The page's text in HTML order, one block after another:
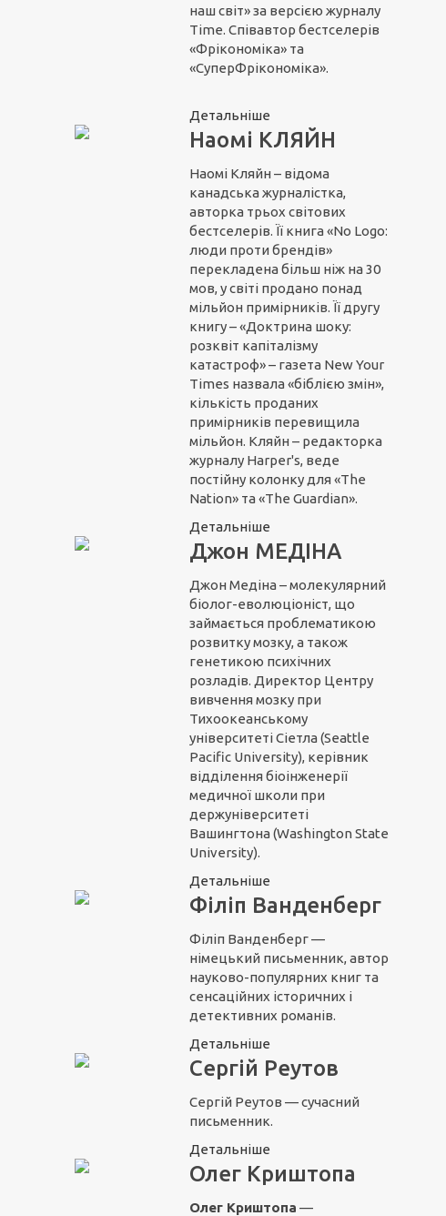
наш світ» за версією журналу
Time. Співавтор бестселерів
«Фрікономіка» та
«СуперФрікономіка».
Детальніше
Наомі КЛЯЙН
Наомі Кляйн – відома
канадська журналістка,
авторка трьох світових
бестселерів. Її книга «No Logo:
люди проти брендів»
перекладена більш ніж на 30
мов, у світі продано понад
мільйон примірників. Її другу
книгу – «Доктрина шоку:
розквіт капіталізму
катастроф» – газета New Your
Times назвала «біблією змін»,
кількість проданих
примірників перевищила
мільйон. Кляйн – редакторка
журналу Harper's, веде
постійну колонку для «The
Nation» та «The Guardian».
Детальніше
Джон МЕДІНА
Джон Медіна – молекулярний
біолог-еволюціоніст, що
займається проблематикою
розвитку мозку, а також
генетикою психічних
розладів. Директор Центру
вивчення мозку при
Тихоокеанському
університеті Сіетла (Seattle
Pacific University), керівник
відділення біоінженерії
медичної школи при
держуніверситеті
Вашингтона (Washington State
University).
Детальніше
Філіп Ванденберг
Філіп Ванденберг —
німецький письменник, автор
науково-популярних книг та
сенсаційних історичних і
детективних романів.
Детальніше
Сергій Реутов
Сергій Реутов — сучасний
письменник.
Детальніше
Олег Криштопа
Олег Криштопа —